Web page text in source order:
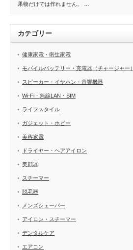
果物だけでは作れません。 …
カテゴリー
健康家電・衛生家電
モバイルバッテリー・充電器（チャージャー）
スピーカー・イヤホン・音響機器
Wi-Fi・無線LAN・SIM
ライフスタイル
ガジェット・ホビー
美容家電
ドライヤー・ヘアアイロン
美顔器
スチーマー
脱毛器
メンズシェーバー
アイロン・スチーマー
デンタルケア
エアコン